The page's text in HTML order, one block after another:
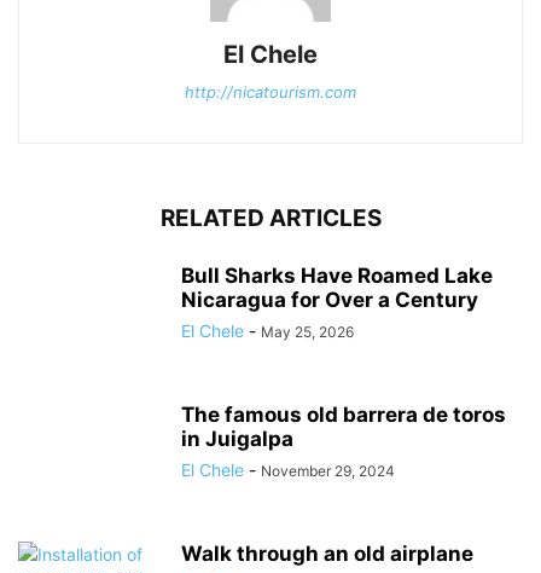
El Chele
http://nicatourism.com
RELATED ARTICLES
Bull Sharks Have Roamed Lake
Nicaragua for Over a Century
El Chele - May 25, 2026
The famous old barrera de toros
in Juigalpa
El Chele - November 29, 2024
Walk through an old airplane